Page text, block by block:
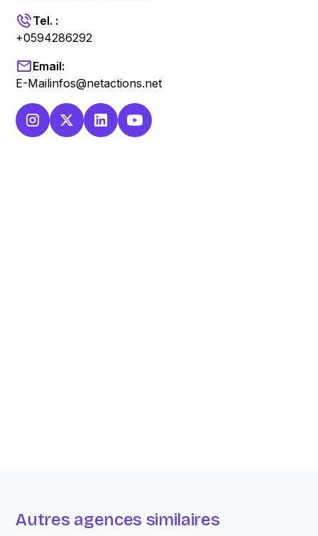
Tel. :
+0594286292
Email:
E-Mailinfos@netactions.net
Autres agences similaires